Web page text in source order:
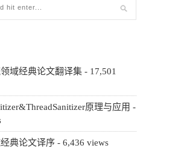
域经典论文翻译集 - 17,501
原理与应用 -
典论文译序 - 6,436 views